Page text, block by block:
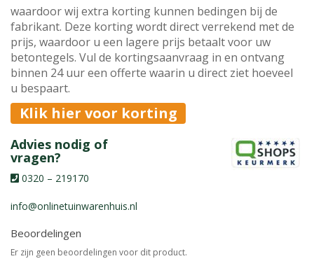
waardoor wij extra korting kunnen bedingen bij de
fabrikant. Deze korting wordt direct verrekend met de
prijs, waardoor u een lagere prijs betaalt voor uw
betontegels. Vul de kortingsaanvraag in en ontvang
binnen 24 uur een offerte waarin u direct ziet hoeveel
u bespaart.
Klik hier voor korting
Advies nodig of
vragen?
0320 – 219170
info@onlinetuinwarenhuis.nl
Beoordelingen
Er zijn geen beoordelingen voor dit product.